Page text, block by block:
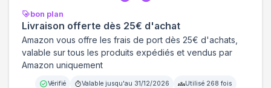
bon plan
Livraison offerte dès 25€ d'achat
Amazon vous offre les frais de port dès 25€ d'achats,
valable sur tous les produits expédiés et vendus par
Amazon uniquement
Vérifié Valable jusqu'au 31/12/2026 Utilisé 268 fois